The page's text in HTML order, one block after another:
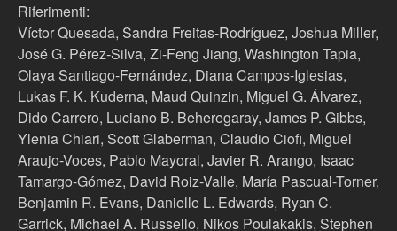
Riferimenti:
Víctor Quesada, Sandra Freitas-Rodríguez, Joshua Miller,
José G. Pérez-Silva, Zi-Feng Jiang, Washington Tapia,
Olaya Santiago-Fernández, Diana Campos-Iglesias,
Lukas F. K. Kuderna, Maud Quinzin, Miguel G. Álvarez,
Dido Carrero, Luciano B. Beheregaray, James P. Gibbs,
Ylenia Chiari, Scott Glaberman, Claudio Ciofi, Miguel
Araujo-Voces, Pablo Mayoral, Javier R. Arango, Isaac
Tamargo-Gómez, David Roiz-Valle, María Pascual-Torner,
Benjamin R. Evans, Danielle L. Edwards, Ryan C.
Garrick, Michael A. Russello, Nikos Poulakakis, Stephen